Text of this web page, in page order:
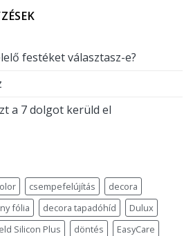
festéket választasz-e?
a 7 dolgot kerüld el
csempefelújítás
decora
fólia
decora tapadóhíd
Dulux
Silicon Plus
döntés
EasyCare